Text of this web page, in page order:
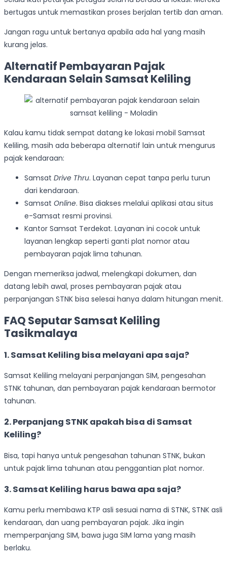
bertugas untuk memastikan proses berjalan tertib dan aman.
Jangan ragu untuk bertanya apabila ada hal yang masih
kurang jelas.
Alternatif Pembayaran Pajak
Kendaraan Selain Samsat Keliling
Kalau kamu tidak sempat datang ke lokasi mobil Samsat
Keliling, masih ada beberapa alternatif lain untuk mengurus
pajak kendaraan:
Samsat Drive Thru. Layanan cepat tanpa perlu turun
dari kendaraan.
Samsat Online. Bisa diakses melalui aplikasi atau situs
e-Samsat resmi provinsi.
Kantor Samsat Terdekat. Layanan ini cocok untuk
layanan lengkap seperti ganti plat nomor atau
pembayaran pajak lima tahunan.
Dengan memeriksa jadwal, melengkapi dokumen, dan
datang lebih awal, proses pembayaran pajak atau
perpanjangan STNK bisa selesai hanya dalam hitungan menit.
FAQ Seputar Samsat Keliling
Tasikmalaya
1. Samsat Keliling bisa melayani apa saja?
Samsat Keliling melayani perpanjangan SIM, pengesahan
STNK tahunan, dan pembayaran pajak kendaraan bermotor
tahunan.
2. Perpanjang STNK apakah bisa di Samsat
Keliling?
Bisa, tapi hanya untuk pengesahan tahunan STNK, bukan
untuk pajak lima tahunan atau penggantian plat nomor.
3. Samsat Keliling harus bawa apa saja?
Kamu perlu membawa KTP asli sesuai nama di STNK, STNK asli
kendaraan, dan uang pembayaran pajak. Jika ingin
memperpanjang SIM, bawa juga SIM lama yang masih
berlaku.